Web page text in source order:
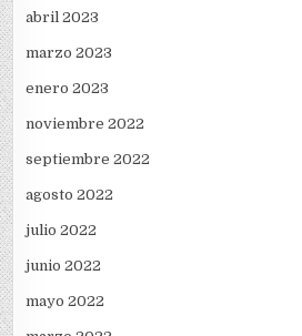
abril 2023
marzo 2023
enero 2023
noviembre 2022
septiembre 2022
agosto 2022
julio 2022
junio 2022
mayo 2022